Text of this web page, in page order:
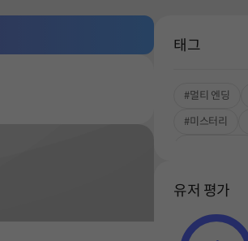
태그
#멀티 엔딩
#미스터리
유저 평가